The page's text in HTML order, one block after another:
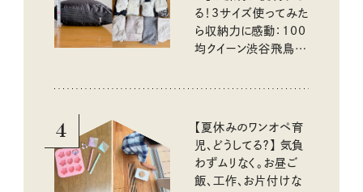
る！3サイズ使ってみた
ら収納力に感動：100
均クイーン渋谷飛鳥の
4
【夏休みのワンオペ育
児、どうしてる？】 気負
わずムリなく。お昼ご
飯、工作、お片付けな